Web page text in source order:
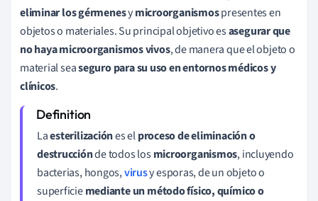
eliminar los gérmenesymicroorganismospresentes en
objetos o materiales. Su principal objetivo esasegurar que
no haya microorganismos vivos, de manera que el objeto o
material seaseguro para su uso en entornos médicos y
clínicos.
Laesterilizaciónes elproceso de eliminación o
destrucciónde todos losmicroorganismos, incluyendo
bacterias, hongos,virusy esporas, de un objeto o
superficiemediante un método físico, químico o